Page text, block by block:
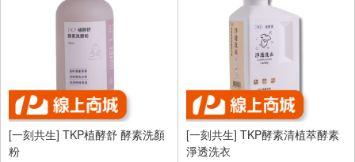
[一刻共生] TKP植酵舒 酵素洗顏
粉
[一刻共生] TKP酵素清植萃酵素
淨透洗衣